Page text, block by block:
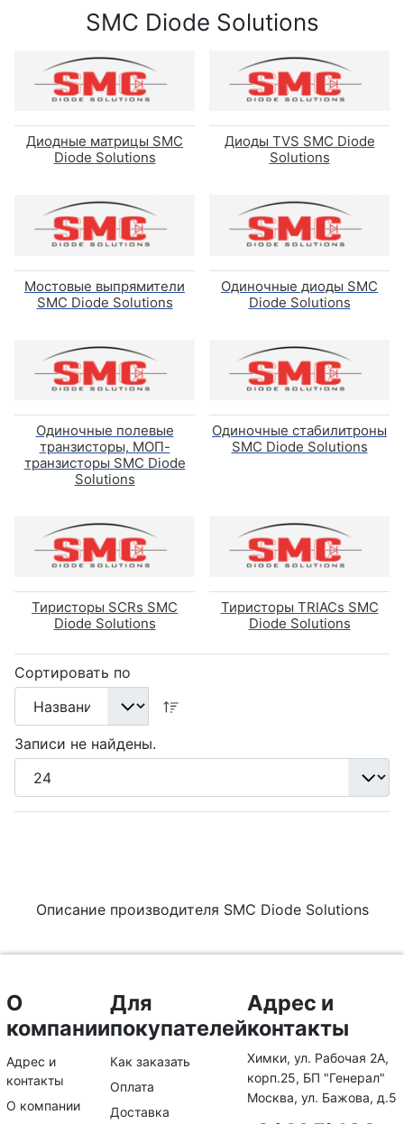
SMC Diode Solutions
Диодные матрицы SMC
Diode Solutions
Диоды TVS SMC Diode
Solutions
Мостовые выпрямители
SMC Diode Solutions
Одиночные диоды SMC
Diode Solutions
Одиночные полевые
транзисторы, МОП-
транзисторы SMC Diode
Solutions
Одиночные стабилитроны
SMC Diode Solutions
Тиристоры SCRs SMC
Diode Solutions
Тиристоры TRIACs SMC
Diode Solutions
Сортировать по
Записи не найдены.
Описание производителя SMC Diode Solutions
О
компании
Адрес и
контакты
О компании
Для
покупателей
Как заказать
Оплата
Доставка
Адрес и
контакты
Химки, ул. Рабочая 2А,
корп.25, БП "Генерал"
Москва, ул. Бажова, д.5